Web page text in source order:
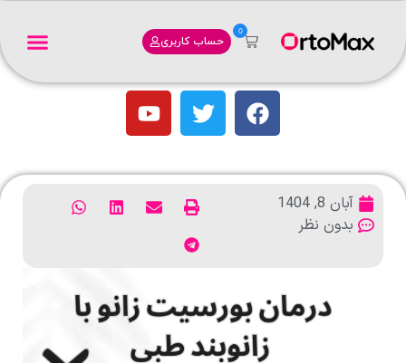
0
حساب کاربری
آبان 8, 1404
بدون نظر